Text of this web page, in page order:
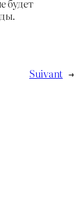
будет
Suivant →